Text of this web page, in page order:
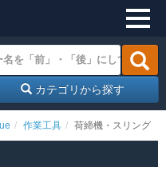
カテゴリから探す
作業工具 荷締機・スリング